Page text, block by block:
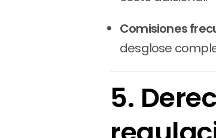
Comisiones
desglose
5.